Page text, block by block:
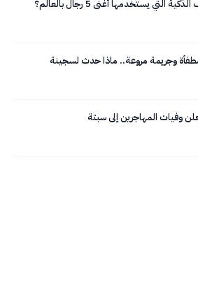
التي يستخدمها أغنى 5 رجال بالعالم؟
وجريمة مروعة.. ماذا حدث لسجينة
وفيات المهاجرين إلى سبتة